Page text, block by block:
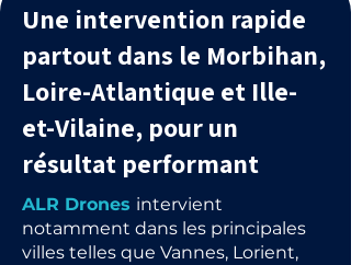
Une intervention rapide
partout dans le Morbihan,
Loire-Atlantique et Ille-
et-Vilaine, pour un
résultat performant
ALR Drones intervient
notamment dans les principales
villes telles que Vannes, Lorient,